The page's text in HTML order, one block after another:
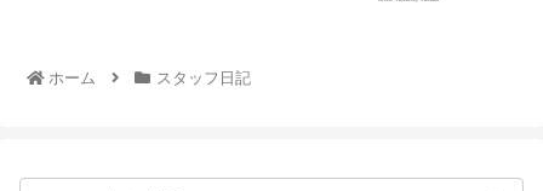
ホーム スタッフ日記